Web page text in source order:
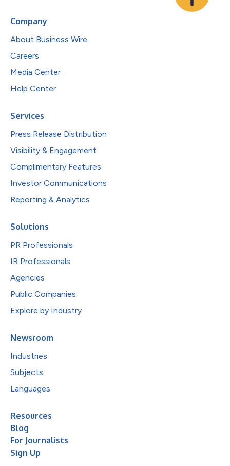
Company
About Business Wire
Careers
Media Center
Help Center
Services
Press Release Distribution
Visibility & Engagement
Complimentary Features
Investor Communications
Reporting & Analytics
Solutions
PR Professionals
IR Professionals
Agencies
Public Companies
Explore by Industry
Newsroom
Industries
Subjects
Languages
Resources
Blog
For Journalists
Sign Up